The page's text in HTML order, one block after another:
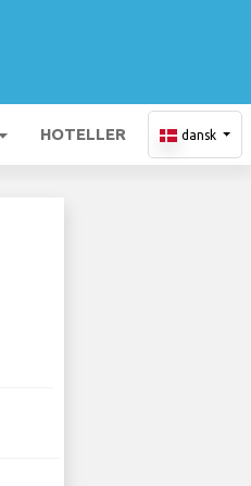
HOTELLER dansk